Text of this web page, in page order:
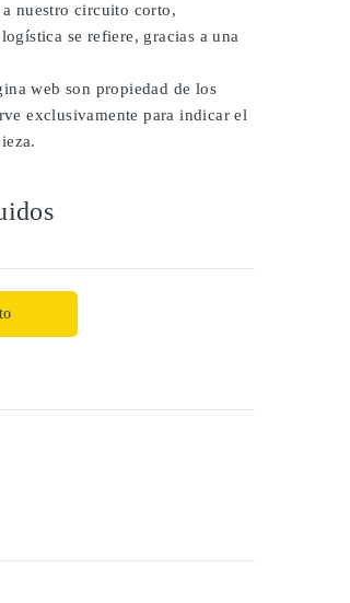
nuestro circuito corto,
se refiere, gracias a una
web son propiedad de los
exclusivamente para indicar el